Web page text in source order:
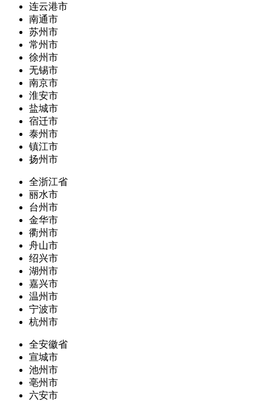
连云港市
南通市
苏州市
常州市
徐州市
无锡市
南京市
淮安市
盐城市
宿迁市
泰州市
镇江市
扬州市
全浙江省
丽水市
台州市
金华市
衢州市
舟山市
绍兴市
湖州市
嘉兴市
温州市
宁波市
杭州市
全安徽省
宣城市
池州市
亳州市
六安市